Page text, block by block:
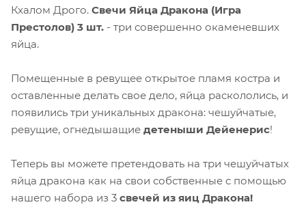
Кхалом Дрого. Свечи Яйца Дракона (Игра
Престолов) 3 шт. - три совершенно окаменевших
яйца.
Помещенные в ревущее открытое пламя костра и
оставленные делать свое дело, яйца раскололись, и
появились три уникальных дракона: чешуйчатые,
ревущие, огнедышащие детеныши Дейенерис!
Теперь вы можете претендовать на три чешуйчатых
яйца дракона как на свои собственные с помощью
нашего набора из 3 свечей из яиц Дракона!